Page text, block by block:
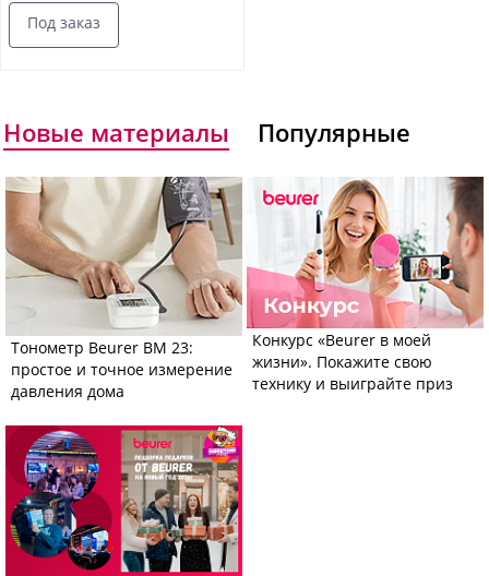
Под заказ
Новые материалы Популярные
Тонометр Beurer BM 23:
простое и точное измерение
давления дома
Конкурс «Beurer в моей
жизни». Покажите свою
технику и выиграйте приз